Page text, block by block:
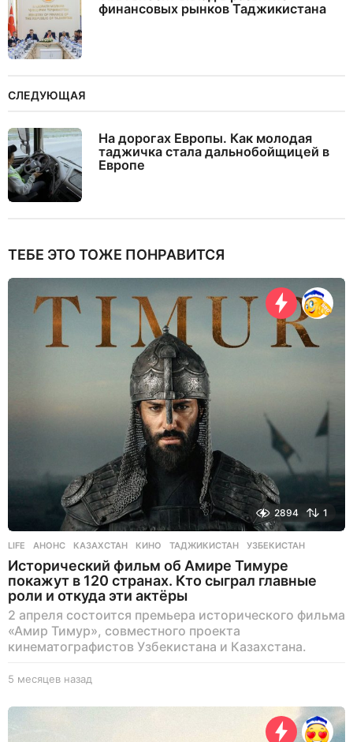
финансовых рынков Таджикистана
СЛЕДУЮЩАЯ
На дорогах Европы. Как молодая
таджичка стала дальнобойщицей в
Европе
ТЕБЕ ЭТО ТОЖЕ ПОНРАВИТСЯ
2894 1
LIFE АНОНС ,КАЗАХСТАН ,КИНО ,ТАДЖИКИСТАН ,УЗБЕКИСТАН
Исторический фильм об Амире Тимуре
покажут в 120 странах. Кто сыграл главные
роли и откуда эти актёры
2 апреля состоится премьера исторического фильма
«Амир Тимур», совместного проекта
кинематографистов Узбекистана и Казахстана.
5 месяцев назад
е